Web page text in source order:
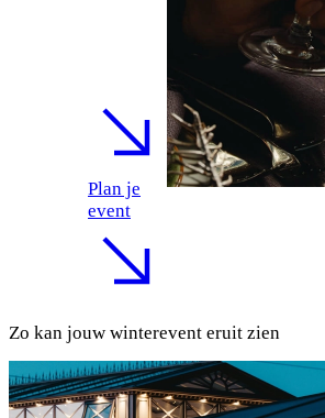
Plan je
event
Zo kan jouw winterevent eruit zien